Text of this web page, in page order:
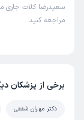
سعیدرضا کلات جاری
مراجعه کنید.
برخی از پزشکان
دکتر مهران شفقی